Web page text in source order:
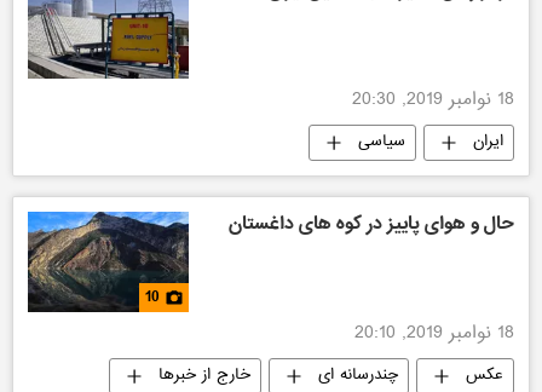
18 نوامبر 2019, 20:30
ایران سیاسی
حال و هوای پاییز در کوه های داغستان
10
18 نوامبر 2019, 20:10
عکس چندرسانه ای خارج از خبرها